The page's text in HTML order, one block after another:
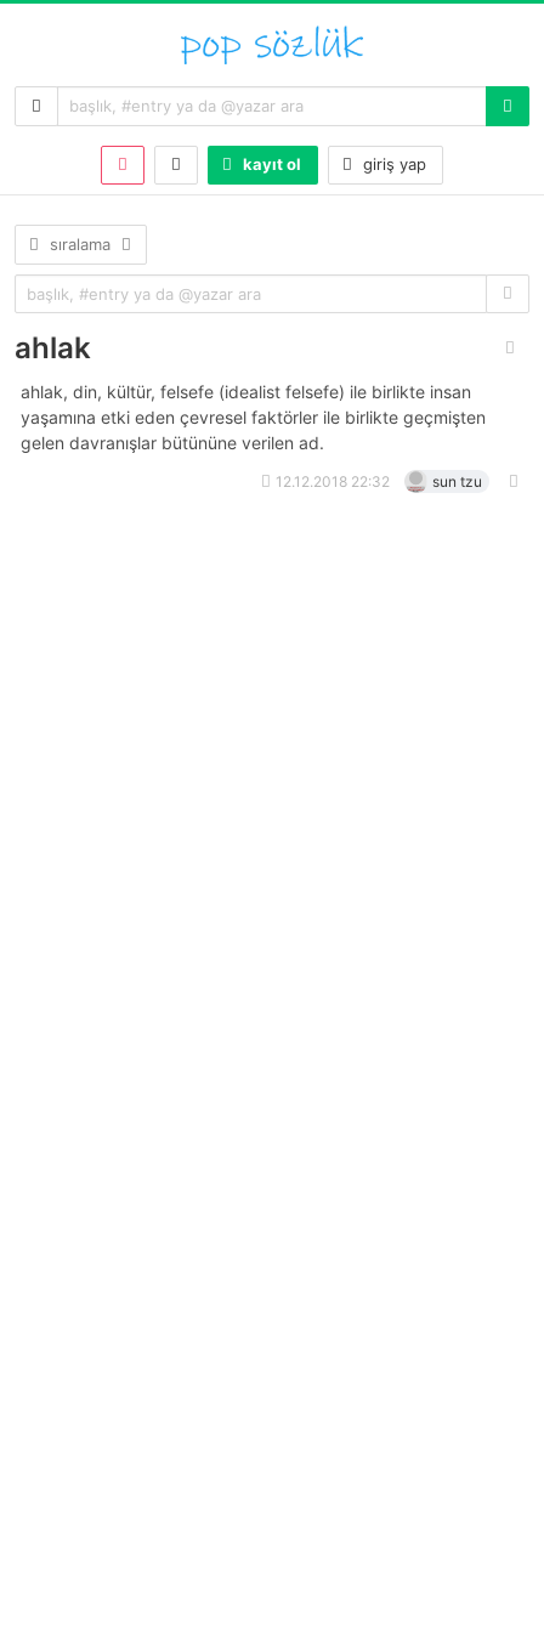
kayıt ol giriş yap
sıralama
ahlak
ahlak, din, kültür, felsefe (idealist felsefe) ile birlikte insan
yaşamına etki eden çevresel faktörler ile birlikte geçmişten
gelen davranışlar bütününe verilen ad.
12.12.2018 22:32 sun tzu